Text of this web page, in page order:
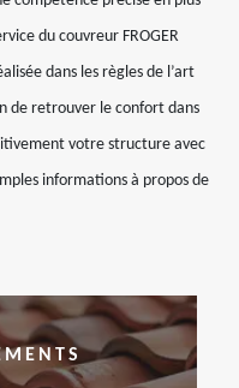
du couvreur FROGER
dans les règles de l’art
de retrouver le confort dans
votre structure avec
informations à propos de